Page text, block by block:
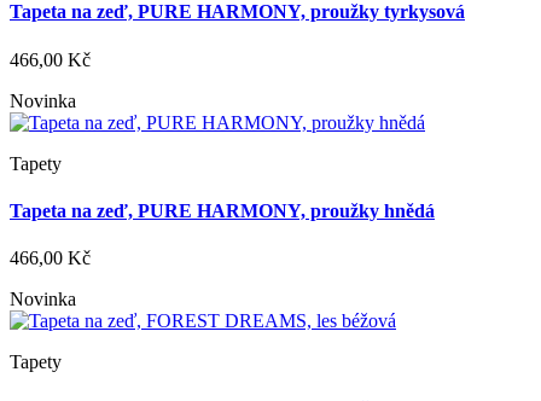
Tapeta na zeď, PURE HARMONY, proužky tyrkysová
466,00 Kč
Novinka
Tapety
Tapeta na zeď, PURE HARMONY, proužky hnědá
466,00 Kč
Novinka
Tapety